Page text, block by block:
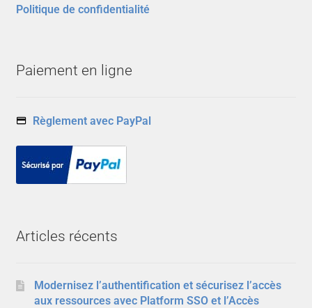
Politique de confidentialité
Paiement en ligne
Règlement avec PayPal
Articles récents
Modernisez l’authentification et sécurisez l’accès
aux ressources avec Platform SSO et l’Accès